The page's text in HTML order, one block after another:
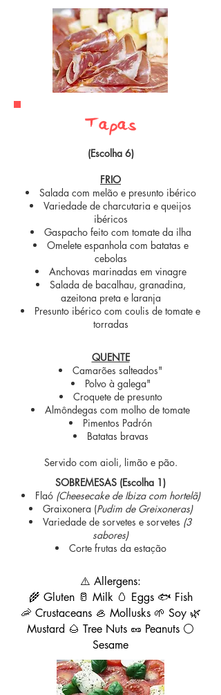
Tapas
(Escolha 6)
FRIO
Salada com melão e presunto ibérico
Variedade de charcutaria e queijos
ibéricos
Gaspacho feito com tomate da ilha
Omelete espanhola com batatas e
cebolas
Anchovas marinadas em vinagre
Salada de bacalhau, granadina,
azeitona preta e laranja
Presunto ibérico com coulis de tomate e
torradas
QUENTE
Camarões salteados"
Polvo à galega"
Croquete de presunto
Almôndegas com molho de tomate
Pimentos Padrón
Batatas bravas
Servido com aioli, limão e pão.
SOBREMESAS (Escolha 1)
Flaó (Cheesecake de Ibiza com hortelã)
Graixonera (Pudim de Greixoneras)
Variedade de sorvetes e sorvetes (3
sabores)
Corte frutas da estação
⚠️ Allergens:
🌾 Gluten 🥛 Milk 🥚 Eggs 🐟 Fish
🦐 Crustaceans 🦪 Mollusks 🌱 Soy 🌿
Mustard 🌰 Tree Nuts 🥜 Peanuts ⚪
Sesame